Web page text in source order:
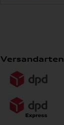
Versandarten